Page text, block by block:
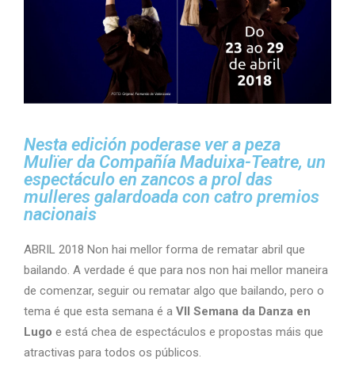
Nesta edición poderase ver a peza
Mulïer da Compañía Maduixa-Teatre, un
espectáculo en zancos a prol das
mulleres galardoada con catro premios
nacionais
ABRIL 2018 Non hai mellor forma de rematar abril que
bailando. A verdade é que para nos non hai mellor maneira
de comenzar, seguir ou rematar algo que bailando, pero o
tema é que esta semana é a VII Semana da Danza en
Lugo e está chea de espectáculos e propostas máis que
atractivas para todos os públicos.